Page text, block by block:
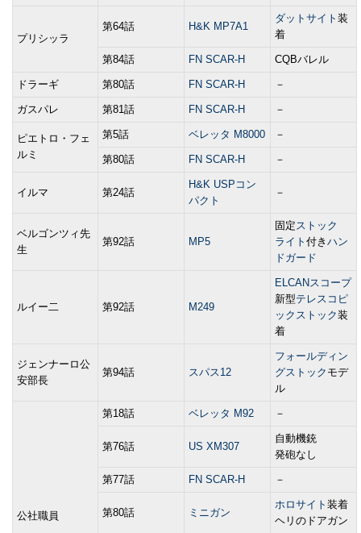
プリシッラ
第64話 H&K MP7A1
ダットサイト 装
着
第84話 FN SCAR-H CQBバレル
ドラーギ 第80話 FN SCAR-H －
ガスパレ 第81話 FN SCAR-H －
ピエトロ・フェ
ルミ
第5話 ベレッタ M8000 －
第80話 FN SCAR-H －
イルマ 第24話
H&K USPコン
パクト
－
ベルゴンツィ先
生
第92話 MP5
固定ストック
ライト 付き ハン
ドガード
ルイー二 第92話 M249
ELCANスコープ
新型テレスコピ
ックストック装
着
ジェンナーロ公
安部長
第94話 スパス12
フォールディン
グストック モデ
ル
公社職員
第18話 ベレッタ M92 －
第76話 US XM307
自動機銃
発砲なし
第77話 FN SCAR-H －
第80話 ミニガン
ホロサイト 装着
ヘリのドアガン